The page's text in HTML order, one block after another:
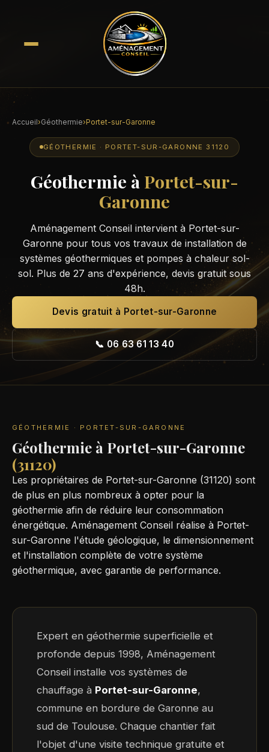
Accueil›Géothermie›Portet-sur-Garonne
GÉOTHERMIE · PORTET-SUR-GARONNE 31120
Géothermie à Portet-sur-
Garonne
Aménagement Conseil intervient à Portet-sur-
Garonne pour tous vos travaux de installation de
systèmes géothermiques et pompes à chaleur sol-
sol. Plus de 27 ans d'expérience, devis gratuit sous
48h.
Devis gratuit à Portet-sur-Garonne
📞 06 63 61 13 40
GÉOTHERMIE · PORTET-SUR-GARONNE
Géothermie à Portet-sur-Garonne
(31120)
Les propriétaires de Portet-sur-Garonne (31120) sont
de plus en plus nombreux à opter pour la
géothermie afin de réduire leur consommation
énergétique. Aménagement Conseil réalise à Portet-
sur-Garonne l'étude géologique, le dimensionnement
et l'installation complète de votre système
géothermique, avec garantie de performance.
Expert en géothermie superficielle et
profonde depuis 1998, Aménagement
Conseil installe vos systèmes de
chauffage à Portet-sur-Garonne,
commune en bordure de Garonne au
sud de Toulouse. Chaque chantier fait
l'objet d'une visite technique gratuite et